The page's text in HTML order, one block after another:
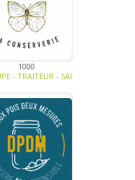
VIANDE - CHARCUTERIE -
1000
- TRAITEUR - SAUCE-